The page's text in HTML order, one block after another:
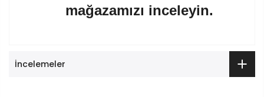
mağazamızı inceleyin.
İncelemeler